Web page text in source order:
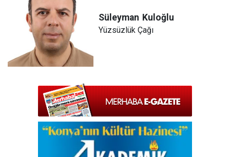
Süleyman Kuloğlu
Yüzsüzlük Çağı